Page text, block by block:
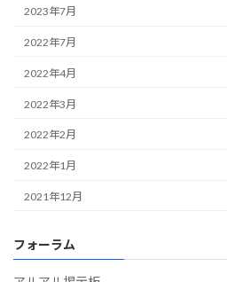
2023年7月
2022年7月
2022年4月
2022年3月
2022年2月
2022年1月
2021年12月
フォーラム